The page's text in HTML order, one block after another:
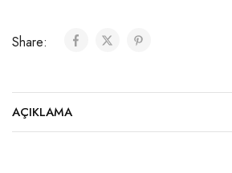
Share:
AÇIKLAMA